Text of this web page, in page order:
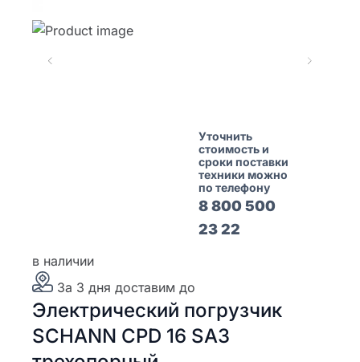
Уточнить
стоимость и
сроки поставки
техники можно
по телефону
8 800 500
23 22
в наличии
За 3 дня доставим до
Электрический погрузчик
SCHANN CPD 16 SA3